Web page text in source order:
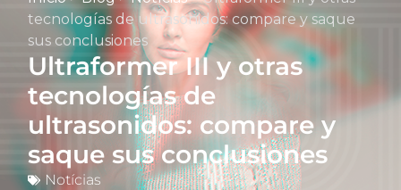
tecnologías de ultrasonidos: compare y saque
sus conclusiones
Ultraformer III y otras
tecnologías de
ultrasonidos: compare y
saque sus conclusiones
Notícias